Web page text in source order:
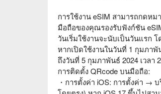
การใช้งาน eSIM สามารถกดห
มือถือของคุณรองรับฟังก์ชัน
วันเริ่มใช้งานจะนับเป็นวันแรก
หากเปิดใช้งานในวันที่ 1 กุมภาพั
ถึงวันที่ 5 กุมภาพันธ์ 2024 เวลา
การติดตั้ง QRcode บนมือถือ:
・การตั้งค่า iOS: การตั้งค่า